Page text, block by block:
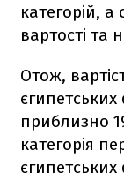
категорій,
вартості та
Отож,
приблизно
категорія